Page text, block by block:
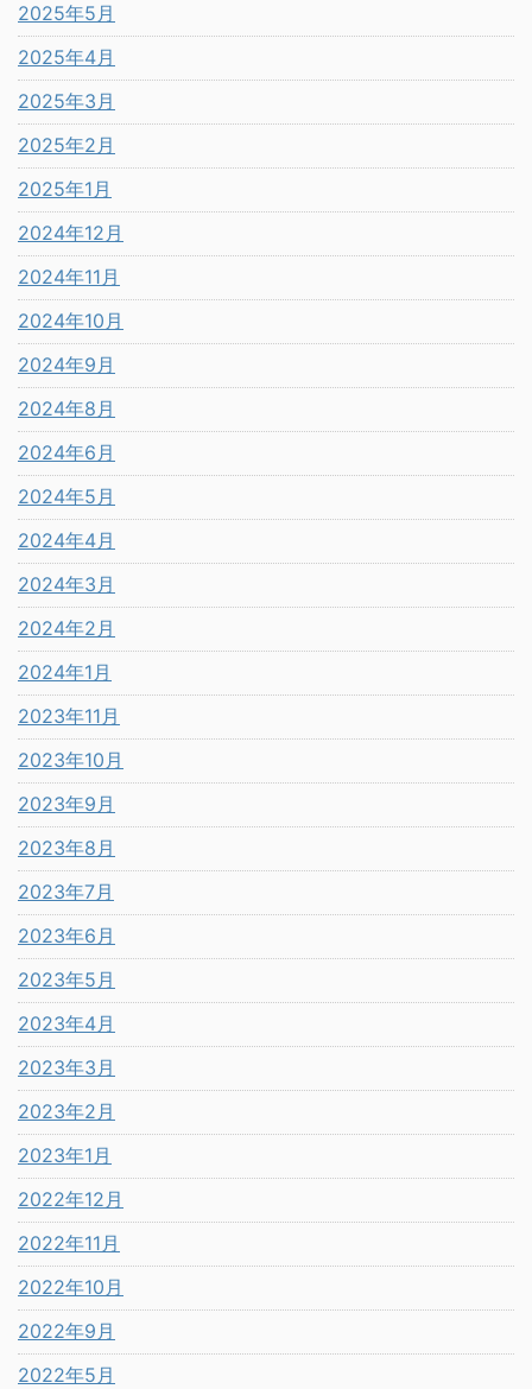
2025年5月
2025年4月
2025年3月
2025年2月
2025年1月
2024年12月
2024年11月
2024年10月
2024年9月
2024年8月
2024年6月
2024年5月
2024年4月
2024年3月
2024年2月
2024年1月
2023年11月
2023年10月
2023年9月
2023年8月
2023年7月
2023年6月
2023年5月
2023年4月
2023年3月
2023年2月
2023年1月
2022年12月
2022年11月
2022年10月
2022年9月
2022年5月